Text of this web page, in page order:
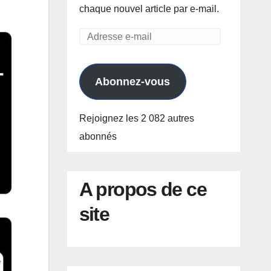
chaque nouvel article par e-mail.
Adresse
mail
Abonnez-vous
Rejoignez les 2 082 autres
abonnés
A propos de ce
site